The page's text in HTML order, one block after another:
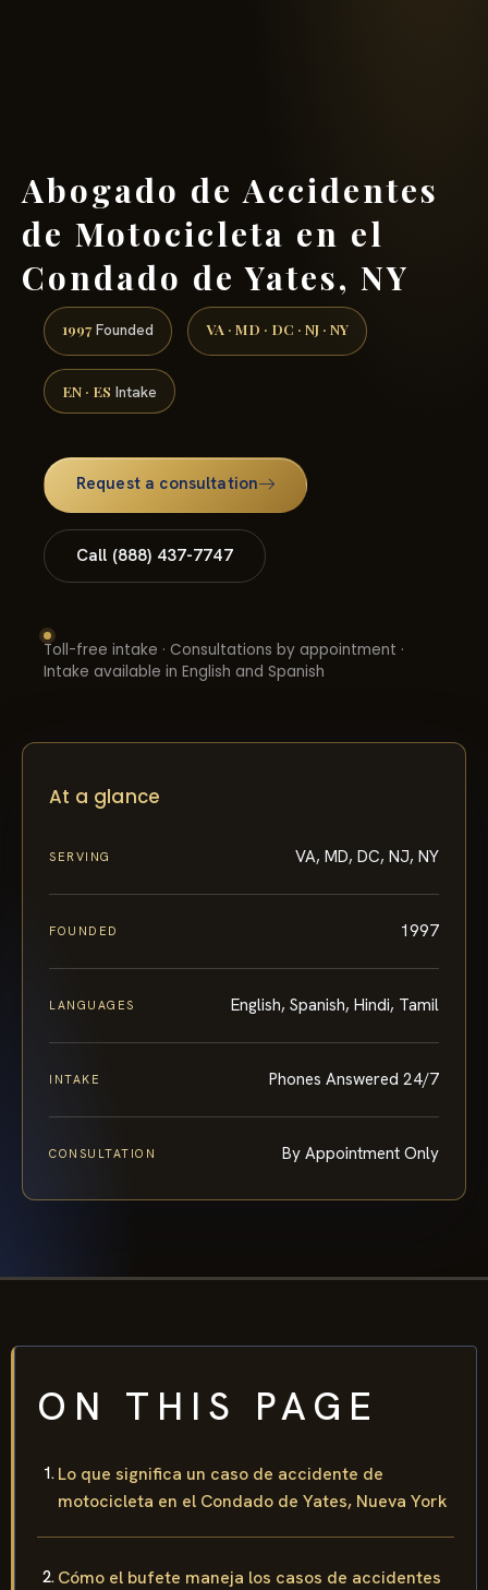
Abogado de Accidentes
de Motocicleta en el
Condado de Yates, NY
1997 Founded VA · MD · DC · NJ · NY
EN · ES Intake
Request a consultation
Call (888) 437-7747
Toll-free intake · Consultations by appointment ·
Intake available in English and Spanish
At a glance
SERVING VA, MD, DC, NJ, NY
FOUNDED 1997
LANGUAGES English, Spanish, Hindi, Tamil
INTAKE Phones Answered 24/7
CONSULTATION By Appointment Only
ON THIS PAGE
Lo que significa un caso de accidente de
motocicleta en el Condado de Yates, Nueva York
Cómo el bufete maneja los casos de accidentes